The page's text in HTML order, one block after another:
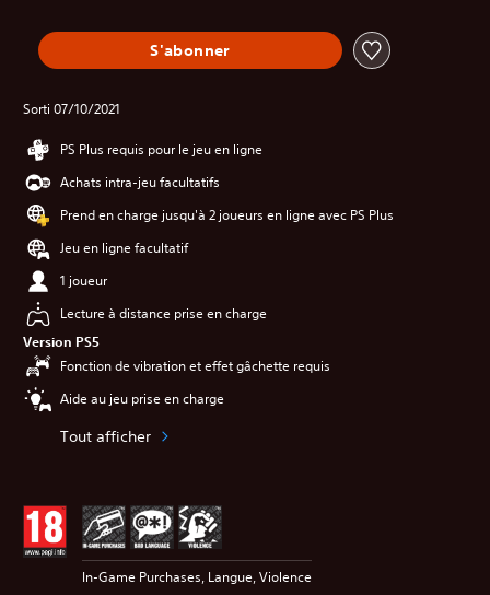
S'abonner
Sorti 07/10/2021
PS Plus requis pour le jeu en ligne
Achats intra-jeu facultatifs
Prend en charge jusqu'à 2 joueurs en ligne avec PS Plus
Jeu en ligne facultatif
1 joueur
Lecture à distance prise en charge
Version PS5
Fonction de vibration et effet gâchette requis
Aide au jeu prise en charge
Tout afficher
In-Game Purchases, Langue, Violence